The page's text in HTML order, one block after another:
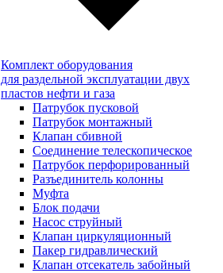
Комплект оборудования
для раздельной эксплуатации двух
пластов нефти и газа
Патрубок пусковой
Патрубок монтажный
Клапан сбивной
Соединение телескопическое
Патрубок перфорированный
Разъединитель колонны
Муфта
Блок подачи
Насос струйный
Клапан циркуляционный
Пакер гидравлический
Клапан отсекатель забойный